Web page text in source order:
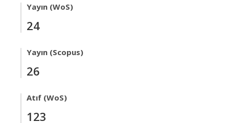
Yayın (WoS)
24
Yayın (Scopus)
26
Atıf (WoS)
123